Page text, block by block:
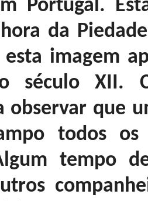
Portugal.
da
imagem
século XII.
observar que
todos os
tempo